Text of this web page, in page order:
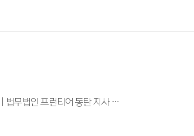
▼▼ 클릭 ▼▼ 유튜브에서 보기 경찰 8년 경력 형사전문변호사, 어떤 점이 다를까? | 법무법인 프런티어 동탄 지사 …